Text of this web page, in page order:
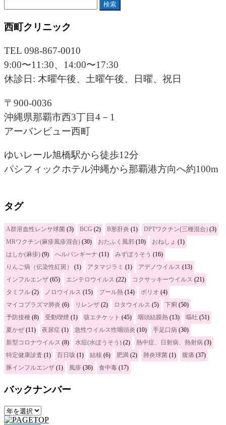
西町クリニック
TEL 098-867-0010
9:00〜11:30、14:00〜17:30
休診日: 木曜午後、土曜午後、日曜、祝日
〒900-0036
沖縄県那覇市西3丁目4－1
アーバンビュー西町
ゆいレール旭橋駅から徒歩12分
パシフィックホテル沖縄から那覇港方向へ約100m
タグ
A群溶血性レンサ球菌 (3) BCG (2) B形肝炎 (1) DPTワクチン(三種混合) (3)
MRワクチン(麻疹風疹混合) (30) おたふく風邪 (10) おねしょ (1)
はしか(麻疹) (9) へルパンギーナ (11) みずぼうそう (16)
りんご病（伝染性紅斑）
(1) アタマジラミ (1) アデノウイルス (13)
インフルエンザ (65) エンテロウイルス (22) コクサッキーウイルス (21)
タミフル (2) ノロウイルス (15) プール熱 (14) ポリオ (4)
マイコプラズマ肺炎 (6) リレンザ (2) ロタウイルス (5) 下痢 (50)
予防接種 (8) 受動喫煙 (1) 咳エチケット (45) 咽頭結膜熱 (13) 嘔吐 (51)
夏かぜ(11) 夜尿症 (1) 急性ウイルス性咽頭炎 (10) 手足口病 (30)
新型コロナウイルス (8) 水痘(水ぼうそう) (2) 熱中症、日射病、熱射病 (3)
特定健康診査 (1) 百日咳 (1) 結核 (6) 肥満 (2) 肺炎球菌 (1) 腹痛 (37)
豚インフルエンザ (1) 風疹 (36) 食中毒 (17)
バックナンバー